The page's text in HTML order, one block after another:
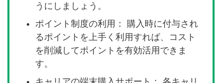
うにしましょう。
ポイント制度の利用： 購入時に付与され
るポイントを上手く利用すれば、コスト
を削減してポイントを有効活用できま
す。